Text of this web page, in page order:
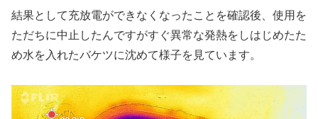
結果として充放電ができなくなったことを確認後、使用を
ただちに中止したんですがすぐ異常な発熱をしはじめたた
め水を入れたバケツに沈めて様子を見ています。